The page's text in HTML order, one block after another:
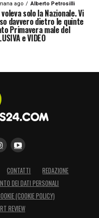
Ci sta a
altro
cose quando
TOP NEWS
ago Alberto Petrosilli
solo la Nazionale. Vi
davvero dietro le quinte
Primavera male del
e VIDEO
CONTATTI
REDAZIONE
DEI DATI PERSONALI
(COOKIE POLICY)
REVIEW